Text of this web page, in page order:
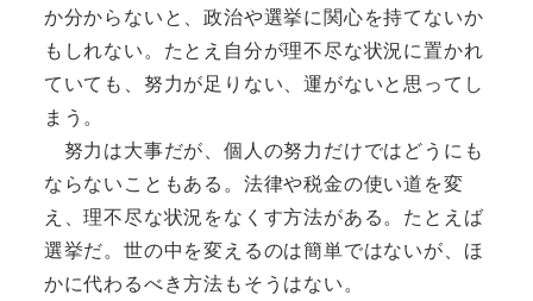
か分からないと、政治や選挙に関心を持てないか
もしれない。たとえ自分が理不尽な状況に置かれ
ていても、努力が足りない、運がないと思ってし
まう。
努力は大事だが、個人の努力だけではどうにも
ならないこともある。法律や税金の使い道を変
え、理不尽な状況をなくす方法がある。たとえば
選挙だ。世の中を変えるのは簡単ではないが、ほ
かに代わるべき方法もそうはない。